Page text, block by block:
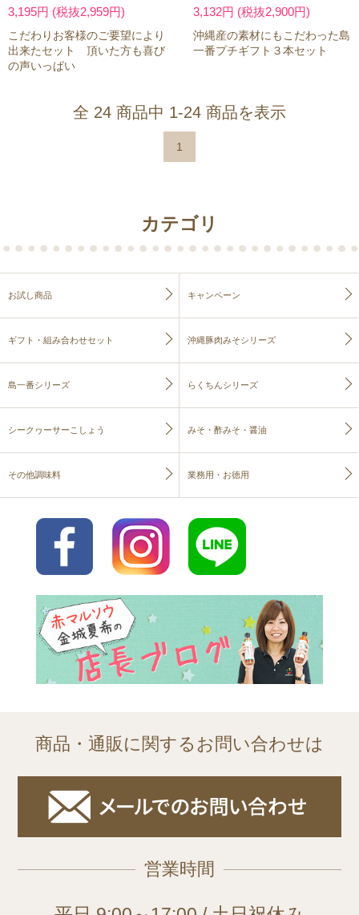
3,195円 (税抜2,959円)
こだわりお客様のご要望により
出来たセット 頂いた方も喜び
の声いっぱい
3,132円 (税抜2,900円)
沖縄産の素材にもこだわった島
一番プチギフト３本セット
全 24 商品中 1-24 商品を表示
1
カテゴリ
お試し商品 キャンペーン
ギフト・組み合わせセット 沖縄豚肉みそシリーズ
島一番シリーズ らくちんシリーズ
シークヮーサーこしょう みそ・酢みそ・醤油
その他調味料 業務用・お徳用
商品・通販に関するお問い合わせは
営業時間